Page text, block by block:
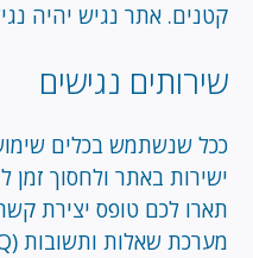
קטנים. אתר נגיש יהיה
שירותים נגישים
ככל שנשתמש בכלים
ישירות באתר ולחסוך
תארו לכם טופס יצירת